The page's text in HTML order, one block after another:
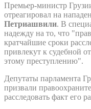
Премьер-министр
отреагировал на
Петриашвили. В
надежду на то, что
кратчайшие сроки
привлекут к судебной
этому преступлению".
Депутаты парламента
призвали
расследовать факт его